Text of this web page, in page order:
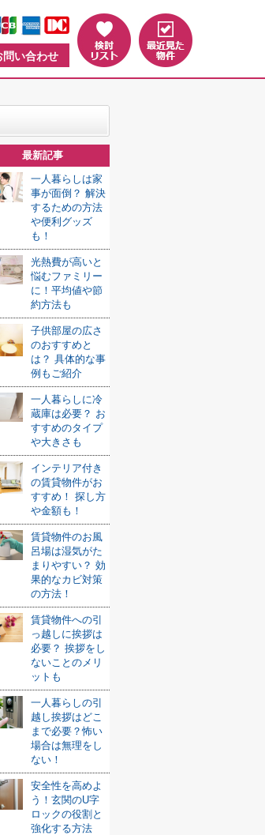
問い合わせ
最新記事
一人暮らしは家
事が面倒？ 解決
するための方法
や便利グッズ
も！
光熱費が高いと
悩むファミリー
に！平均値や節
約方法も
子供部屋の広さ
のおすすめと
は？ 具体的な事
例もご紹介
一人暮らしに冷
蔵庫は必要？ お
すすめのタイプ
や大きさも
インテリア付き
の賃貸物件がお
すすめ！ 探し方
や金額も！
賃貸物件のお風
呂場は湿気がた
まりやすい？ 効
果的なカビ対策
の方法！
賃貸物件への引
っ越しに挨拶は
必要？ 挨拶をし
ないことのメリ
ットも
一人暮らしの引
越し挨拶はどこ
まで必要？怖い
場合は無理をし
ない！
安全性を高めよ
う！玄関のU字
ロックの役割と
強化する方法